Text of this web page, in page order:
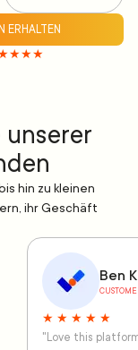
ERHALTEN
hin zu kleinen
ihr Geschäft
Ben
★ ★ ★ ★ ★
"Love this